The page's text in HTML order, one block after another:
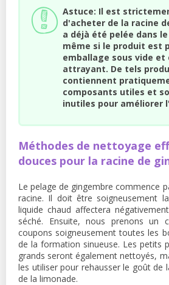
Astuce: Il est
d'acheter de la racine
a déjà été pelée dans
même si le produit est
emballage sous vide
attrayant. De tels
contiennent
composants utiles et
inutiles pour améliorer
Méthodes de nettoyage
douces pour la racine de
Le pelage de gingembre commence
racine. Il doit être soigneusement
liquide chaud affectera
séché. Ensuite, nous prenons un
coupons soigneusement toutes les
de la formation sinueuse. Les petits
grands seront également nettoyés,
les utiliser pour rehausser le goût de
de la limonade.